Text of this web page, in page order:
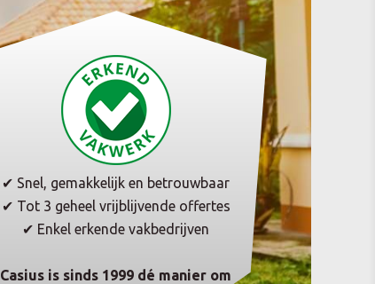
✔ Snel, gemakkelijk en betrouwbaar
✔ Tot 3 geheel vrijblijvende offertes
✔ Enkel erkende vakbedrijven
Casius is sinds 1999 dé manier om